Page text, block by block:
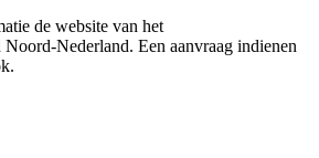
de website van het
Nederland. Een aanvraag indienen